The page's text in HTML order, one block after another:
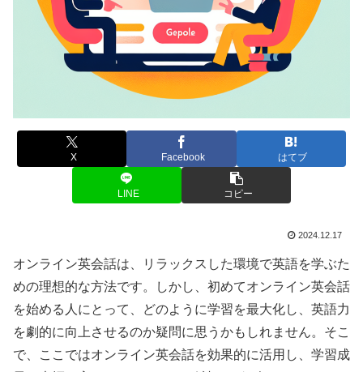
X Facebook はてブ
LINE コピー
2024.12.17
オンライン英会話は、リラックスした環境で英語を学ぶた
めの理想的な方法です。しかし、初めてオンライン英会話
を始める人にとって、どのように学習を最大化し、英語力
を劇的に向上させるのか疑問に思うかもしれません。そこ
で、ここではオンライン英会話を効果的に活用し、学習成